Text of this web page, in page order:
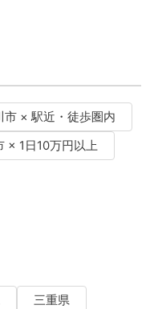
市 × 駅近・徒歩圏内
× 1日10万円以上
三重県